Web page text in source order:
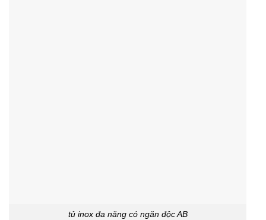
tủ inox đa năng có ngăn độc AB